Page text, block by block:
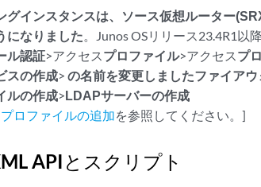
グインスタンスは、ソース仮想ルーター
になりました。Junos OSリリース23.4R1以
ル認証>アクセス プロファイル>アクセス プ
スの作成> の名前を変更しましたファイア
ルの作成>LDAPサーバーの作成
ロファイルの追加を参照してください。]
APIとスクリプト